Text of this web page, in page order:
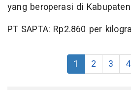
yang beroperasi di
PT SAPTA: Rp2.860 per
1 2 3 4